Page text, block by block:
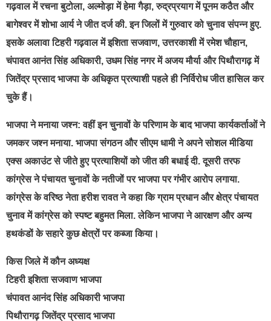
गढ़वाल में रचना बुटोला, अल्मोड़ा में हेमा गैड़ा, रुद्रप्रयाग में पूनम कठैत और
बागेश्वर में शोभा आर्य ने जीत दर्ज की. इन जिलों में गुरुवार को चुनाव संपन्न हुए.
इसके अलावा टिहरी गढ़वाल में इशिता सजवाण, उत्तरकाशी में रमेश चौहान,
चंपावत आनंत सिंह अधिकारी, उधम सिंह नगर में अजय मौर्या और पिथौरागढ़ में
जितेंद्र प्रसाद भाजपा के अधिकृत प्रत्याशी पहले ही निर्विरोध जीत हासिल कर
चुके हैं।
भाजपा ने मनाया जश्न: वहीं इन चुनावों के परिणाम के बाद भाजपा कार्यकर्ताओं ने
जमकर जश्न मनाया. भाजपा संगठन और सीएम धामी ने अपने सोशल मीडिया
एक्स अकाउंट से जीते हुए प्रत्याशियों को जीत की बधाई दी. दूसरी तरफ
कांग्रेस ने पंचायत चुनावों के नतीजों पर भाजपा पर गंभीर आरोप लगाया.
कांग्रेस के वरिष्ठ नेता हरीश रावत ने कहा कि ग्राम प्रधान और क्षेत्र पंचायत
चुनाव में कांग्रेस को स्पष्ट बहुमत मिला. लेकिन भाजपा ने आरक्षण और अन्य
हथकंडों के सहारे कुछ क्षेत्रों पर कब्जा किया।
किस जिले में कौन अध्यक्ष
टिहरी इशिता सजवाण भाजपा
चंपावत आनंद सिंह अधिकारी भाजपा
पिथौरागढ़ जितेंद्र प्रसाद भाजपा